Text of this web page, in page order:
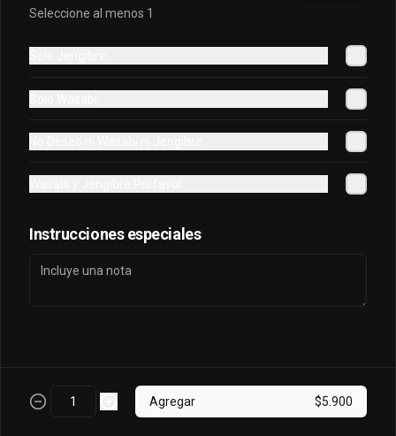
Sake King Oriental
$7.800
Tori Oriental
Seleccione al menos 1
Instrucciones especiales
Agregar $5.900